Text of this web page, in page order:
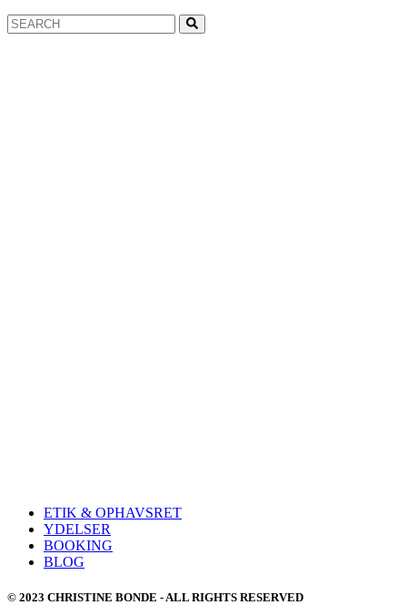
Search
for:
ETIK & OPHAVSRET
YDELSER
BOOKING
BLOG
© 2023 CHRISTINE BONDE - ALL RIGHTS RESERVED